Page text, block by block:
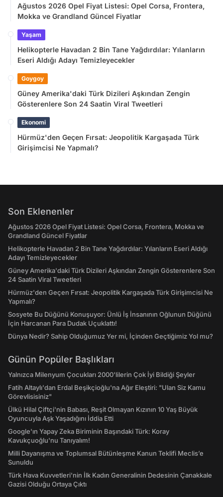
Ağustos 2026 Opel Fiyat Listesi: Opel Corsa, Frontera,
Mokka ve Grandland Güncel Fiyatlar
Yaşam
Helikopterle Havadan 2 Bin Tane Yağdırdılar: Yılanların
Eseri Aldığı Adayı Temizleyecekler
Goygoy
Güney Amerika'daki Türk Dizileri Aşkından Zengin
Gösterenlere Son 24 Saatin Viral Tweetleri
Ekonomi
Hürmüz'den Geçen Fırsat: Jeopolitik Kargaşada Türk
Girişimcisi Ne Yapmalı?
Son Eklenenler
Ağustos 2026 Opel Fiyat Listesi: Opel Corsa, Frontera, Mokka ve
Grandland Güncel Fiyatlar
Helikopterle Havadan 2 Bin Tane Yağdırdılar: Yılanların Eseri Aldığı
Adayı Temizleyecekler
Güney Amerika'daki Türk Dizileri Aşkından Zengin Gösterenlere Son
24 Saatin Viral Tweetleri
Hürmüz'den Geçen Fırsat: Jeopolitik Kargaşada Türk Girişimcisi Ne
Yapmalı?
Sosyete Bu Düğünü Konuşuyor: Ünlü İş İnsanının Oğlunun Düğünü
İçin Harcanan Para Dudak Uçuklattı!
Dünya Nedir? Sahip Olduğumuz Yer mi, İçinden Geçtiğimiz Yol mu?
Günün Popüler Başlıkları
Yalnızca Milenyum Çocukları 2000'lilerin Çok İyi Bildiği Şeyler
Fatih Altaylı'dan Erdal Beşikçioğlu'na Ağır Eleştiri: "Ulan Siz Kamu
Görevlisisiniz"
Ülkü Hilal Çiftçi'nin Babası, Reşit Olmayan Kızının 10 Yaş Büyük
Oyuncuyla Aşk Yaşadığını İddia Etti
Google'ın Yapay Zeka Biriminin Başındaki Türk: Koray
Kavukçuoğlu'nu Tanıyalım!
Milli Dayanışma ve Toplumsal Bütünleşme Kanun Teklifi Meclis’e
Sunuldu
Türk Hava Kuvvetleri'nin İlk Kadın Generalinin Dedesinin Çanakkale
Gazisi Olduğu Ortaya Çıktı